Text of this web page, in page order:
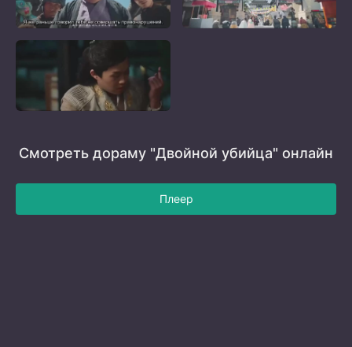
Смотреть дораму "Двойной убийца" онлайн
Плеер